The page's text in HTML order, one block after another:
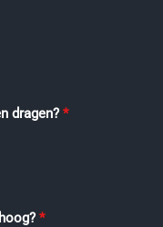
dragen? *
*